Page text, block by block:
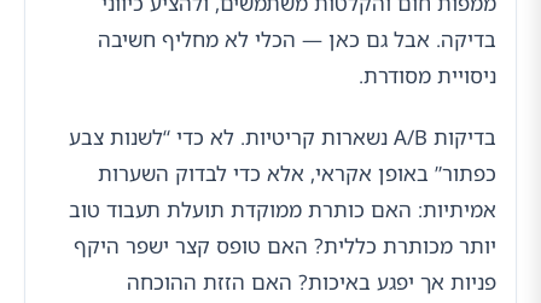
בדיקה. אבל גם כאן — הכלי לא מחליף חשיבה
ניסויית מסודרת.
בדיקות A/B נשארות קריטיות. לא כדי “לשנות צבע
כפתור” באופן אקראי, אלא כדי לבדוק השערות
אמיתיות: האם כותרת ממוקדת תועלת תעבוד טוב
יותר מכותרת כללית? האם טופס קצר ישפר היקף
פניות אך יפגע באיכות? האם הזזת ההוכחה